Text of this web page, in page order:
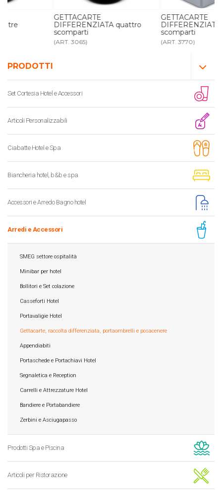
PRODOTTI
Set Cortesia Hotel e Accessori
Articoli Personalizzabili
Ciabatte Hotel e Spa
Biancheria hotel, b&b e spa
Accessori e Arredo Bagno hotel
Arredi e Accessori
SMEG settore ospitalità
Minibar per hotel
Bollitori e Set colazione
Casseforti Hotel
Portavaligie Hotel
Gettacarte, raccolta differenziata, portaombrelli e posacenere
Appendiabiti
Portaschede e Portachiavi Hotel
Segnaletica e Reception
Carrelli e Attrezzature Hotel
Bandiere e Portabandiere
Zerbini e Asciugapasso
Prodotti Spa e Piscina
Articoli per Ristorazione
GETTACARTE
DIFFERENZIATA quattro
GETTACARTE
DIFFERENZIATA grigio 3